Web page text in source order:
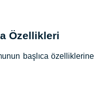
Özellikleri
başlıca özelliklerine